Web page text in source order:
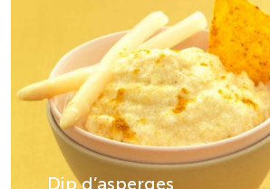
Dip d’asperges